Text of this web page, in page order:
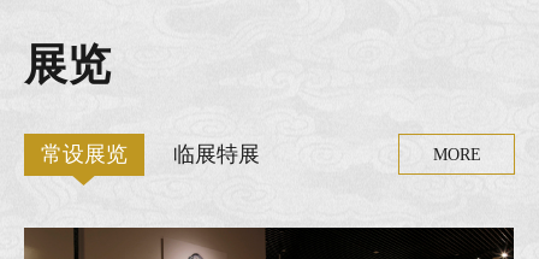
展览
常设展览 临展特展 MORE